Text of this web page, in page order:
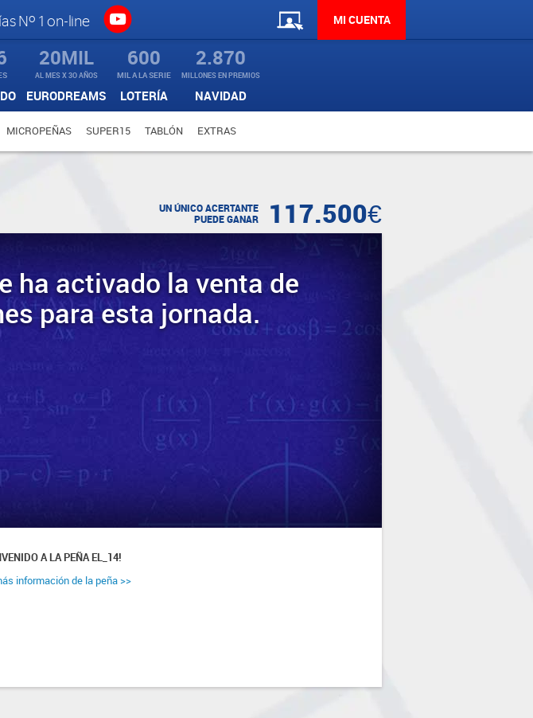
Nº 1 on-line MI CUENTA
20MIL
AL MES X 3O AÑOS
EURODREAMS
600
MIL A LA SERIE
LOTERÍA
2.870
MILLONES EN PREMIOS
NAVIDAD
MICROPEÑAS SUPER15 TABLÓN EXTRAS
UN ÚNICO ACERTANTE
PUEDE GANAR
117.500€
ha activado la venta de
para esta jornada.
A LA PEÑA EL_14!
información de la peña >>